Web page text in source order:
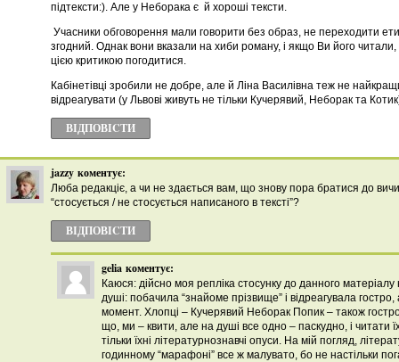
підтексти:). Але у Неборака є й хороші тексти.
Учасники обговорення мали говорити без образ, не переходити
згодний. Однак вони вказали на хиби роману, і якщо Ви його читали,
цією критикою погодитися.
Кабінетівці зробили не добре, але й Ліна Василівна теж не
відреагувати (у Львові живуть не тільки Кучерявий, Неборак та
ВІДПОВІCТИ
jazzy коментує:
Люба редакціє, а чи не здається вам, що знову пора братися до
“стосується / не стосується написаного в тексті”?
ВІДПОВІCТИ
gelia коментує:
Каюся: дійсно моя репліка стосунку до данного
душі: побачила “знайоме прізвище” і відреагувала
момент. Хлопці – Кучерявий Неборак Попик – також
що, ми – квити, але на душі все одно – паскудно, і читати
тільки їхні літературнознавчі опуси. На мій погляд,
годинному “марафоні” все ж малувато, бо не настільки